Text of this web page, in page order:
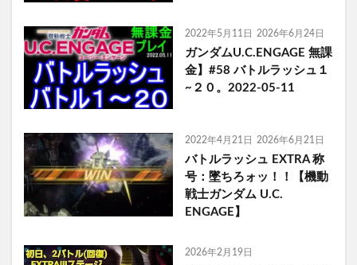
2022年5月11日 2026年6月24日
ガンダムU.C.ENGAGE 無課
金】#58 バトルラッシュ１
~２０。2022-05-11
2022年4月21日 2026年6月21日
バトルラッシュ EXTRA 称
号：墜ちろォッ！！【機動
戦士ガンダム U.C.
ENGAGE】
2026年2月19日